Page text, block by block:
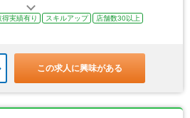
実績有り スキルアップ
店舗数30以上
この求人に興味がある